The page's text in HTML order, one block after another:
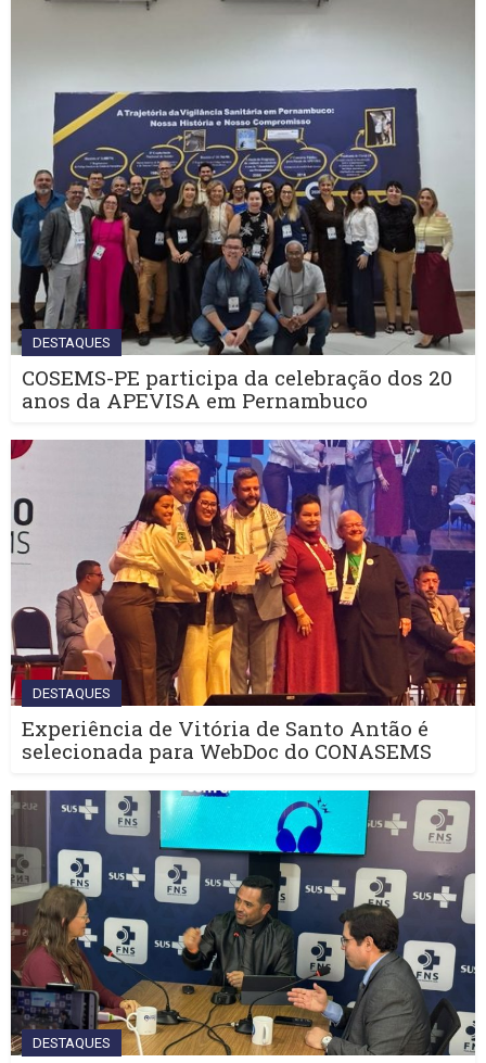
DESTAQUES
COSEMS-PE participa da celebração dos 20
anos da APEVISA em Pernambuco
DESTAQUES
Experiência de Vitória de Santo Antão é
selecionada para WebDoc do CONASEMS
DESTAQUES